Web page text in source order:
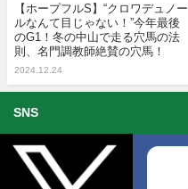
【ホープフルS】“クロワデュノー
ルなんて目じゃない！”今年最後
のG1！冬の中山で走る穴馬の法
則、名門調教師絶賛の穴馬！
2024.12.24
SNS